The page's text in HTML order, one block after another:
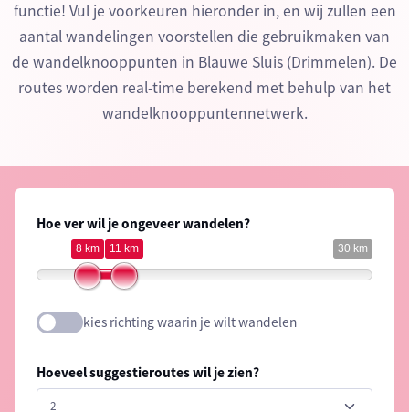
functie! Vul je voorkeuren hieronder in, en wij zullen een
aantal wandelingen voorstellen die gebruikmaken van
de wandelknooppunten in Blauwe Sluis (Drimmelen). De
routes worden real-time berekend met behulp van het
wandelknooppuntennetwerk.
Hoe ver wil je ongeveer wandelen?
30 km
8 km 11 km
kies richting waarin je wilt wandelen
Hoeveel suggestieroutes wil je zien?